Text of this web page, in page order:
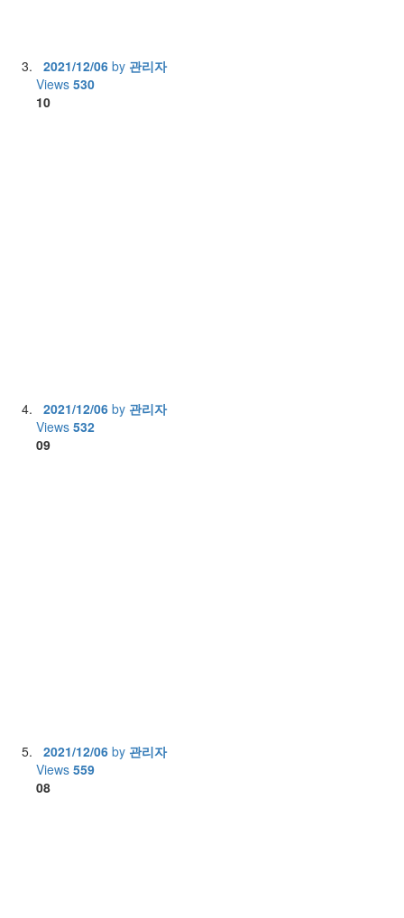
2021/12/06 by 관리자
Views 530
10
2021/12/06 by 관리자
Views 532
09
2021/12/06 by 관리자
Views 559
08